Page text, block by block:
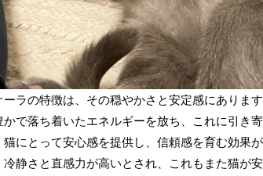
ーラの特徴は、その穏やかさと安定感にありま
かで落ち着いたエネルギーを放ち、これに引き
猫にとって安心感を提供し、信頼感を育む効果
静さと直感力が高いとされ、これもまた猫が